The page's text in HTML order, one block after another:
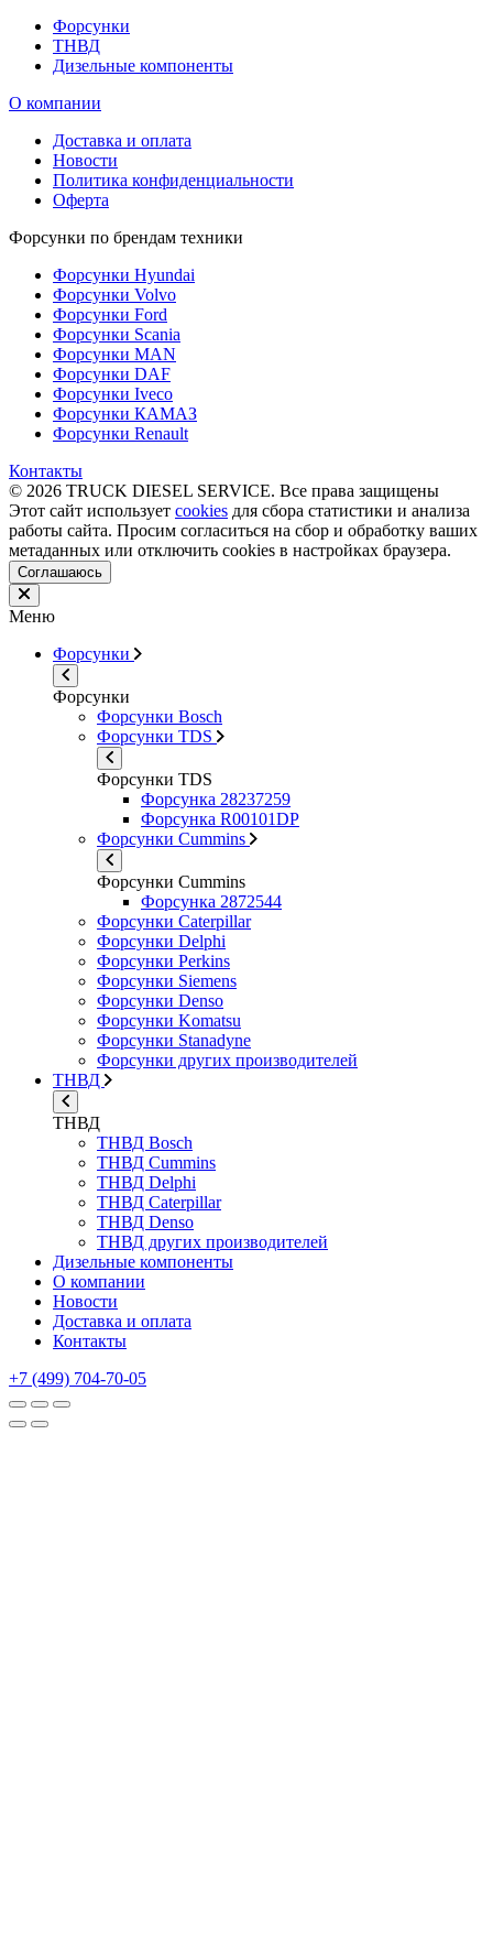
Форсунки
ТНВД
Дизельные компоненты
О компании
Доставка и оплата
Новости
Политика конфиденциальности
Оферта
Форсунки по брендам техники
Форсунки Hyundai
Форсунки Volvo
Форсунки Ford
Форсунки Scania
Форсунки MAN
Форсунки DAF
Форсунки Iveco
Форсунки КАМАЗ
Форсунки Renault
Контакты
© 2026 TRUCK DIESEL SERVICE. Все права защищены
Этот сайт использует cookies для сбора статистики и анализа
работы сайта. Просим согласиться на сбор и обработку ваших
метаданных или отключить cookies в настройках браузера.
Соглашаюсь
Меню
Форсунки
Форсунки
Форсунки Bosch
Форсунки TDS
Форсунки TDS
Форсунка 28237259
Форсунка R00101DP
Форсунки Cummins
Форсунки Cummins
Форсунка 2872544
Форсунки Caterpillar
Форсунки Delphi
Форсунки Perkins
Форсунки Siemens
Форсунки Denso
Форсунки Komatsu
Форсунки Stanadyne
Форсунки других производителей
ТНВД
ТНВД
ТНВД Bosch
ТНВД Cummins
ТНВД Delphi
ТНВД Caterpillar
ТНВД Denso
ТНВД других производителей
Дизельные компоненты
О компании
Новости
Доставка и оплата
Контакты
+7 (499) 704-70-05